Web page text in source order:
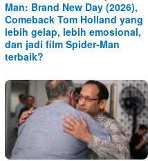
Man: Brand New Day (2026),
Comeback Tom Holland yang
lebih gelap, lebih emosional,
dan jadi film Spider-Man
terbaik?